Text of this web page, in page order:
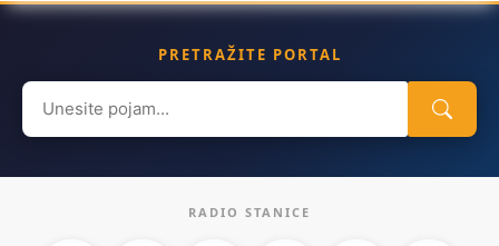
PRETRAŽITE PORTAL
Search
for:
RADIO STANICE